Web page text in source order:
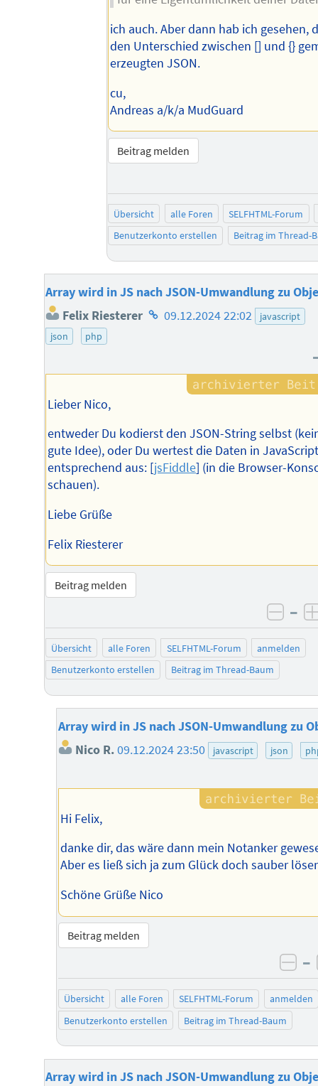
ich auch. Aber dann hab ich gesehen,
den Unterschied zwischen [] und {}
erzeugten JSON.
cu,
Andreas a/k/a MudGuard
Beitrag melden
Übersicht alle Foren
SELFHTML-Forum
Benutzerkonto erstellen
Beitrag im Thread-
Array wird in JS nach JSON-Umwandlung zu
Felix Riesterer Homepage
09.12.2024 22:02
javascript
json
php
Lieber Nico,
entweder Du kodierst den JSON-String selbst
gute Idee), oder Du wertest die Daten in
entsprechend aus: [jsFiddle] (in die Browser-
schauen).
Liebe Grüße
Felix Riesterer
Beitrag melden
–
Übersicht alle Foren SELFHTML-Forum
anmelden
Benutzerkonto erstellen
Beitrag im Thread-Baum
Array wird in JS nach JSON-Umwandlung zu
Nico R.09.12.2024 23:50 javascript json
Hi Felix,
danke dir, das wäre dann mein Notanker
Aber es ließ sich ja zum Glück doch sauber
Schöne Grüße Nico
Beitrag melden
–
Übersicht alle Foren SELFHTML-Forum
anmelden
Benutzerkonto erstellen
Beitrag im Thread-Baum
Array wird in JS nach JSON-Umwandlung zu